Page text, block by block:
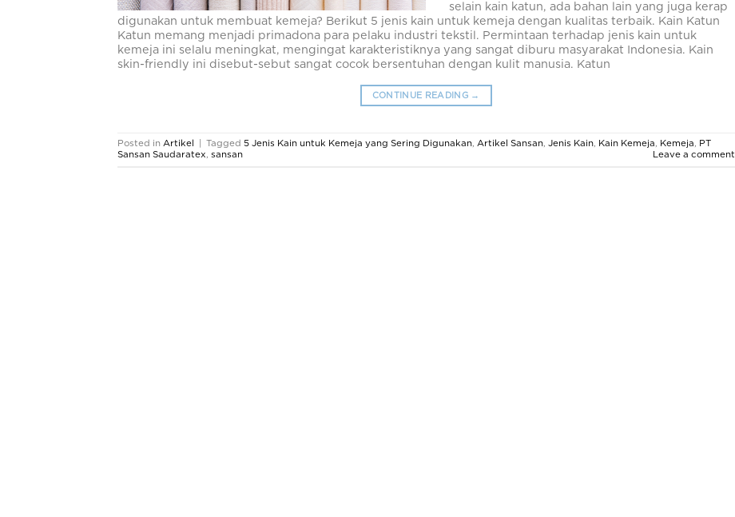
selain kain katun, ada bahan lain yang juga kerap
digunakan untuk membuat kemeja? Berikut 5 jenis kain untuk kemeja dengan kualitas terbaik. Kain Katun
Katun memang menjadi primadona para pelaku industri tekstil. Permintaan terhadap jenis kain untuk
kemeja ini selalu meningkat, mengingat karakteristiknya yang sangat diburu masyarakat Indonesia. Kain
skin-friendly ini disebut-sebut sangat cocok bersentuhan dengan kulit manusia. Katun
CONTINUE READING →
Posted in Artikel Tagged 5 Jenis Kain untuk Kemeja yang Sering Digunakan, Artikel Sansan, Jenis Kain, Kain Kemeja, Kemeja, PT
Sansan Saudaratex, sansan Leave a comment